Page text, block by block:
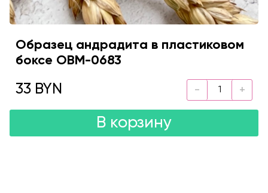
Образец андрадита в пластиковом
боксе OBM-0683
33 BYN
В корзину